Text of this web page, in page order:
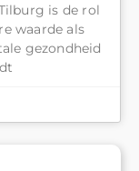
is de rol
waarde als
gezondheid